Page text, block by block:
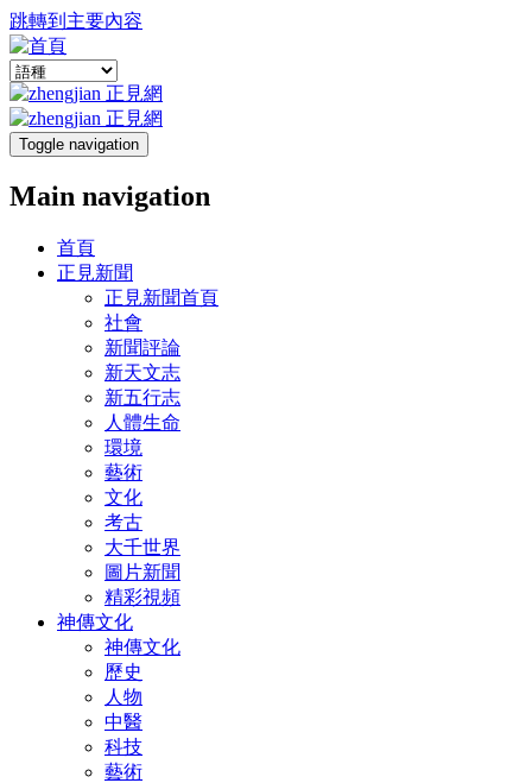
跳轉到主要內容
Toggle navigation
Main navigation
首頁
正見新聞
正見新聞首頁
社會
新聞評論
新天文志
新五行志
人體生命
環境
藝術
文化
考古
大千世界
圖片新聞
精彩視頻
神傳文化
神傳文化
歷史
人物
中醫
科技
藝術